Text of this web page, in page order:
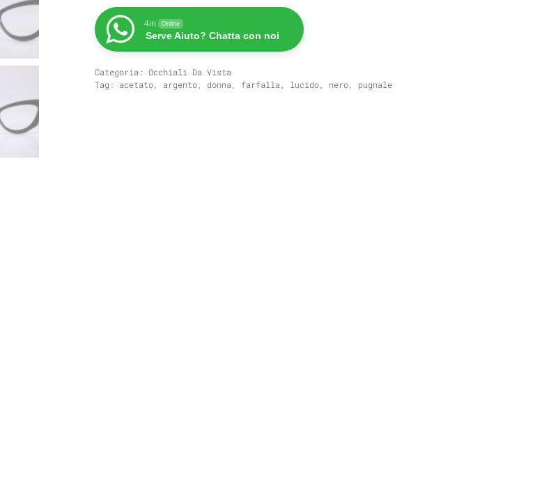
P424V
quantità
4m Online
Serve Aiuto? Chatta con noi
Categoria: Occhiali Da Vista
Tag: acetato argento donna farfalla lucido nero pugnale